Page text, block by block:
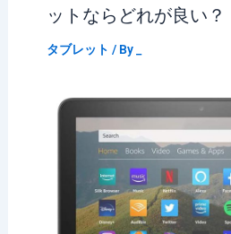
ットならどれが良い？
タブレット / By